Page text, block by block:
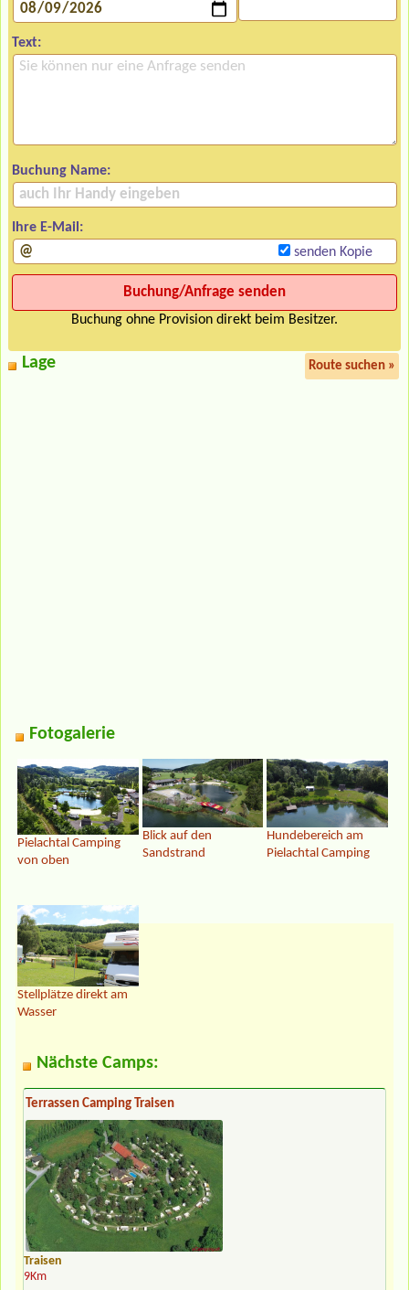
Text:
Buchung Name:
Ihre E-Mail:
senden Kopie
Buchung ohne Provision direkt beim Besitzer.
Lage Route suchen »
Fotogalerie
Pielachtal Camping
von oben
Blick auf den
Sandstrand
Hundebereich am
Pielachtal Camping
Stellplätze direkt am
Wasser
Nächste Camps:
Terrassen Camping Traisen
Traisen
9Km